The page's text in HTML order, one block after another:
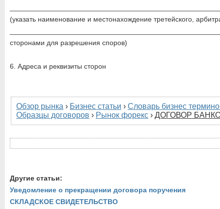
(указать наименование и местонахождение третейского,
сторонами для разрешения споров)
6. Адреса и реквизиты сторон
Обзор рынка › Бизнес статьи › Словарь бизнес
Образцы договоров › Рынок форекс › ДОГОВОР
Другие статьи:
Уведомление о прекращении договора поручения
СКЛАДСКОЕ СВИДЕТЕЛЬСТВО